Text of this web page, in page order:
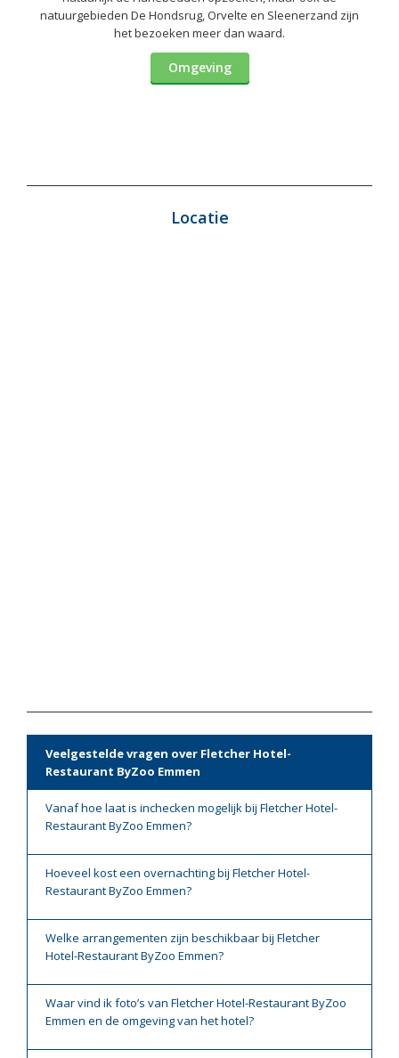
natuurgebieden De Hondsrug, Orvelte en Sleenerzand zijn
het bezoeken meer dan waard.
Omgeving
Locatie
Veelgestelde vragen over Fletcher Hotel-
Restaurant ByZoo Emmen
Vanaf hoe laat is inchecken mogelijk bij Fletcher Hotel-
Restaurant ByZoo Emmen?
Hoeveel kost een overnachting bij Fletcher Hotel-
Restaurant ByZoo Emmen?
Welke arrangementen zijn beschikbaar bij Fletcher
Hotel-Restaurant ByZoo Emmen?
Waar vind ik foto’s van Fletcher Hotel-Restaurant ByZoo
Emmen en de omgeving van het hotel?